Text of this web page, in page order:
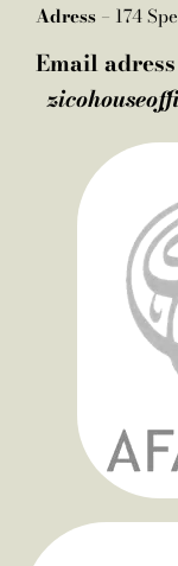
Adress – 174
Email